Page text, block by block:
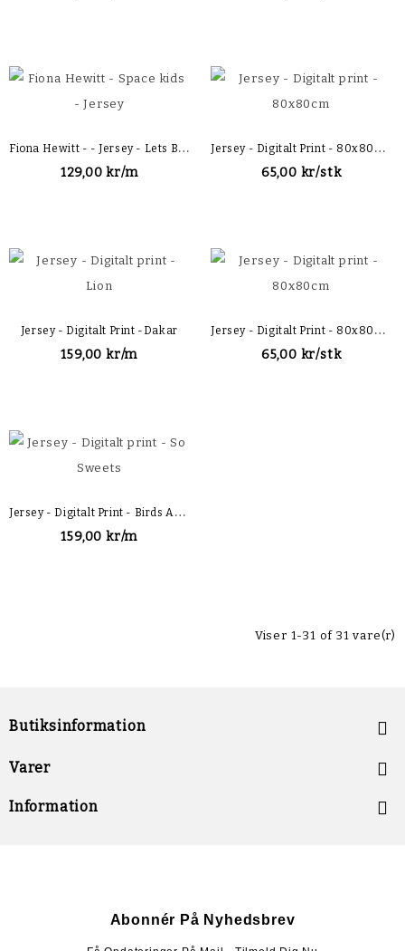
F
Iona Hewitt - - Jersey - Lets Bake
129,00 kr/m
J
Ersey - Digitalt Print - 80x80cm
65,00 kr/stk
Jersey - Digitalt Print -Dakar
159,00 kr/m
J
Ersey - Digitalt Print - 80x80cm
65,00 kr/stk
J
Ersey - Digitalt Print - Birds And Flowers
159,00 kr/m
Viser 1-31 of 31 vare(r)
Butiksinformation 
Varer 
Information 
Abonnér På Nyhedsbrev